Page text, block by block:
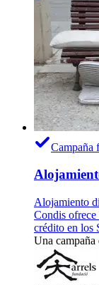
Campaña
Alojamiento
Condis ofrece
crédito en los
Una campaña